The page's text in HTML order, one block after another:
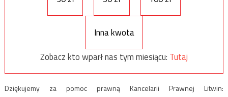
Inna kwota
Zobacz kto wparł nas tym miesiącu: Tutaj
Dziękujemy za pomoc prawną Kancelarii Prawnej Litwin: